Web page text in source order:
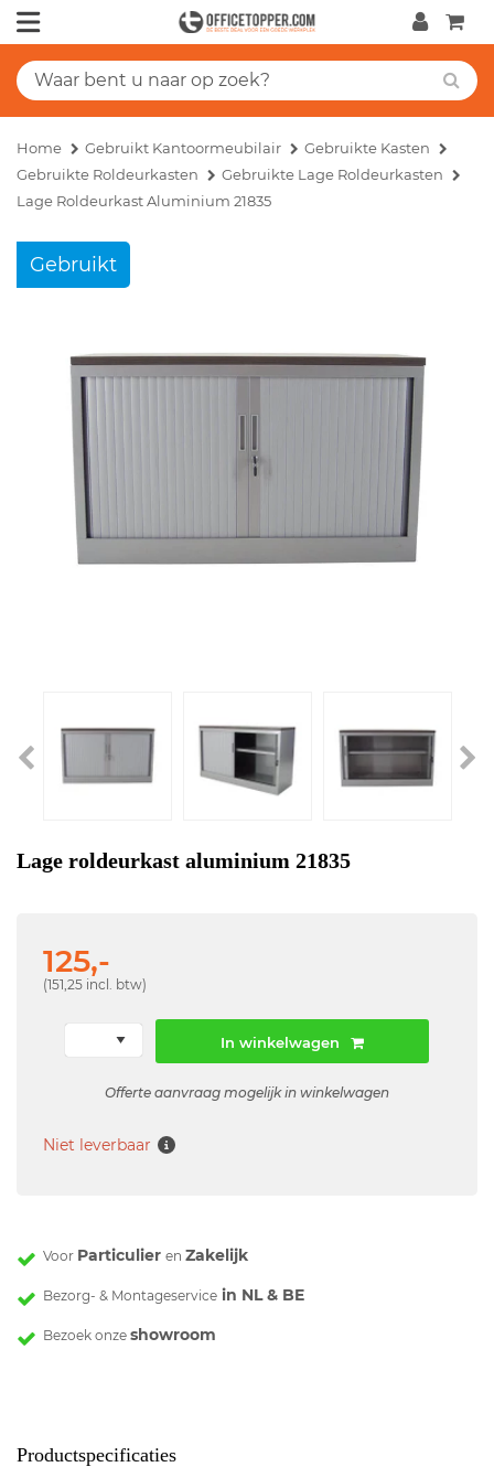
Home Gebruikt Kantoormeubilair
Gebruikte Kasten
Gebruikte Roldeurkasten
Gebruikte Lage Roldeurkasten
Lage Roldeurkast Aluminium 21835
Gebruikt
Lage roldeurkast aluminium 21835
125,-
(151,25 incl. btw)
In winkelwagen
Offerte aanvraag mogelijk in winkelwagen
Niet leverbaar
Voor Particulier en Zakelijk
Bezorg- & Montageservice in NL & BE
Bezoek onze showroom
Productspecificaties